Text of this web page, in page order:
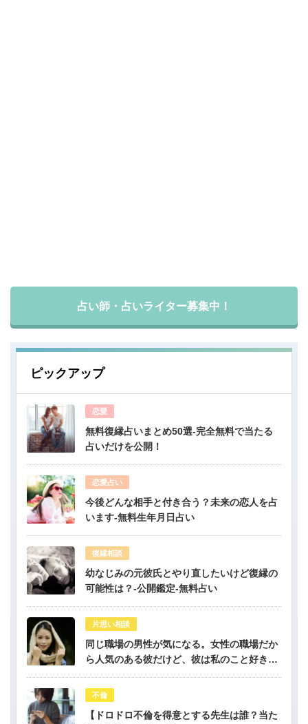
占い師・占いライター募集中！
ピックアップ
恋愛
無料復縁占いまとめ50選-完全無料で当たる
占いだけを公開！
恋愛占い
今後どんな相手と付き合う？未来の恋人を占
います-無料生年月日占い
復縁相談
幼なじみの元彼氏とやり直したいけど復縁の
可能性は？-公開鑑定-無料占い
片思い相談
同じ職場の男性が気になる。女性の職場だか
ら人気のある彼だけど、彼は私のこと好き？-
不倫
【ドロドロ不倫を得意とする先生は誰？当た